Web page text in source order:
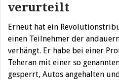
verurteilt
Erneut hat ein
einen Teilnehmer der
verhängt. Er habe bei einer
Teheran mit einer so
gesperrt, Autos angehalten